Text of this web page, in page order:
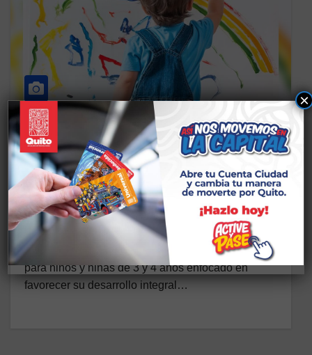
CS EDUCACIÓN TALLERES PUÉLLARO
ESTIMULACIÓN
SENSORIAL/EDUCACIÓN/PINTUR
A 3 A 4 AÑOS
27 DE ENERO DE 2026
CASA SOMOS PUÉLLARO Descripción: Taller
para niños y niñas de 3 y 4 años enfocado en
favorecer su desarrollo integral…
×